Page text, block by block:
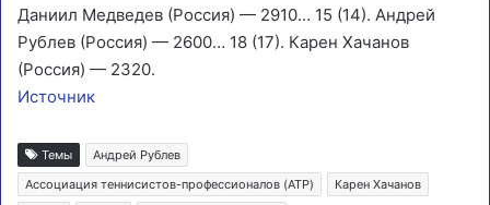
Даниил Медведев (Россия) — 2910… 15 (14). Андрей
Рублев (Россия) — 2600… 18 (17). Карен Хачанов
(Россия) — 2320.
Источник
Темы
Андрей Рублев
Ассоциация теннисистов-профессионалов (ATP)
Карен Хачанов